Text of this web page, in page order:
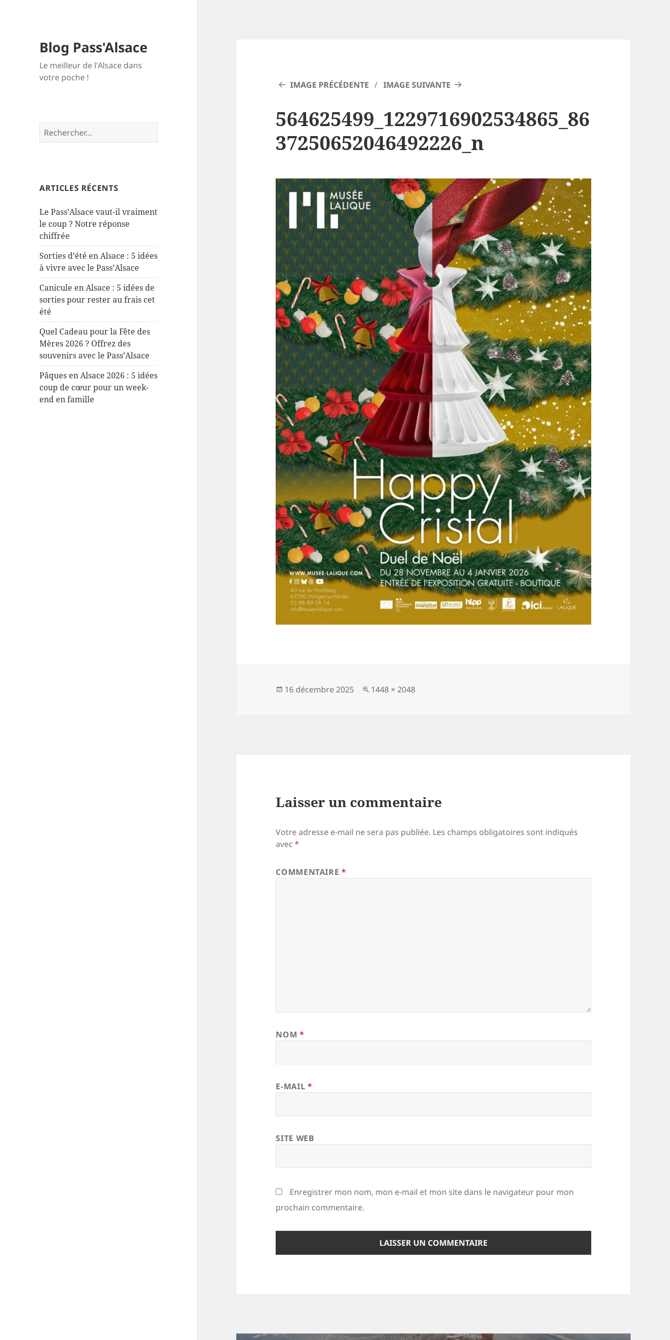
Blog Pass'Alsace
Le meilleur de l'Alsace dans
votre poche !
Rechercher :
ARTICLES RÉCENTS
Le Pass’Alsace vaut-il vraiment
le coup ? Notre réponse
chiffrée
Sorties d’été en Alsace : 5 idées
à vivre avec le Pass’Alsace
Canicule en Alsace : 5 idées de
sorties pour rester au frais cet
été
Quel Cadeau pour la Fête des
Mères 2026 ? Offrez des
souvenirs avec le Pass’Alsace
Pâques en Alsace 2026 : 5 idées
coup de cœur pour un week-
end en famille
IMAGE PRÉCÉDENTE IMAGE SUIVANTE
564625499_1229716902534865_86
37250652046492226_n
Publié
16 décembre 2025
Taille
1448 × 2048
Laisser un commentaire
Votre adresse e-mail ne sera pas publiée. Les champs obligatoires sont indiqués
avec*
COMMENTAIRE*
NOM *
E-MAIL *
SITE WEB
Enregistrer mon nom, mon e-mail et mon site dans le navigateur pour mon
prochain commentaire.